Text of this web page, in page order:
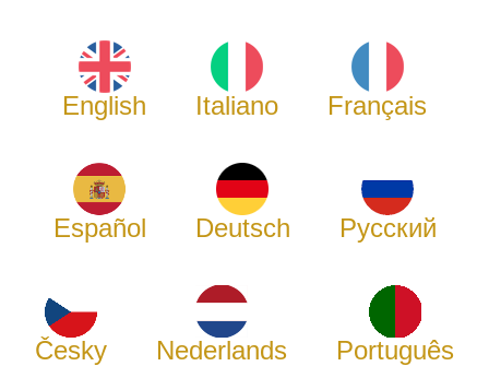
English Italiano Français
Español Deutsch Русский
Česky Nederlands Português